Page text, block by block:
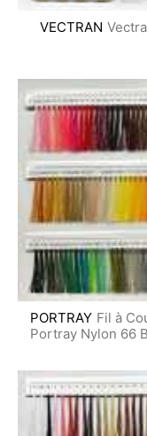
VECTRAN
PORTRAY Fil à
Portray Nylon 66